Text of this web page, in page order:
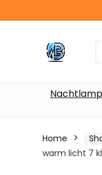
Home
warm licht 7